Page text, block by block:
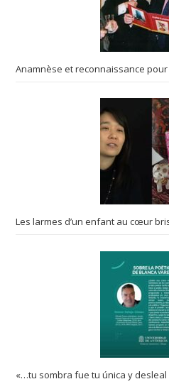
Anamnèse et reconnaissance
Les larmes d’un enfant au cœur
«…tu sombra fue tu única y